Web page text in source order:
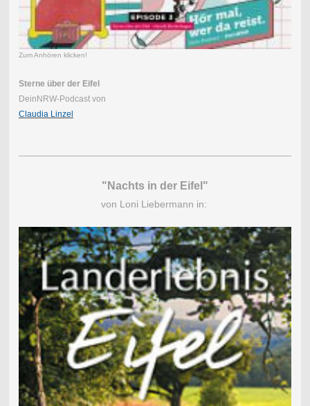
Zum Anhören klicken!
Sterne über der Eifel
DeinNRW-Podcast von
Claudia Linzel
"Nachts in der Eifel"
von Loni Liebermann in: